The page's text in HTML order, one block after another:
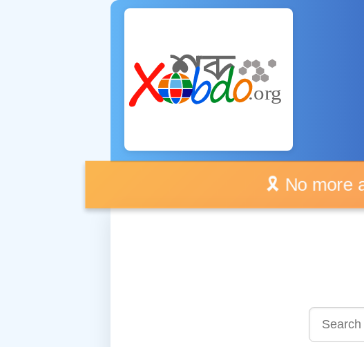
🎗️ No more